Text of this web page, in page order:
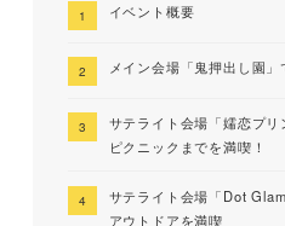
イベント概要
メイン会場「鬼押出し園
サテライト会場「嬬恋プ
ピクニックまでを満喫！
サテライト会場「Dot
アウトドアを満喫